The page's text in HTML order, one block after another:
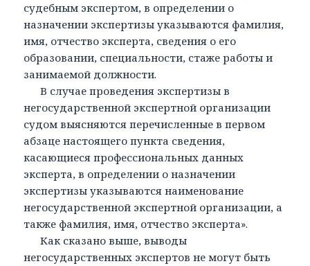
судебным экспертом, в определении о
назначении экспертизы указываются фамилия,
имя, отчество эксперта, сведения о его
образовании, специальности, стаже работы и
занимаемой должности.
В случае проведения экспертизы в
негосударственной экспертной организации
судом выясняются перечисленные в первом
абзаце настоящего пункта сведения,
касающиеся профессиональных данных
эксперта, в определении о назначении
экспертизы указываются наименование
негосударственной экспертной организации, а
также фамилия, имя, отчество эксперта».
Как сказано выше, выводы
негосударственных экспертов не могут быть